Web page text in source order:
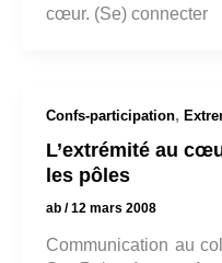
cœur. (Se) connecter
Confs-participation,
L’extrémité au
les pôles
ab /12 mars 2008
Communication au